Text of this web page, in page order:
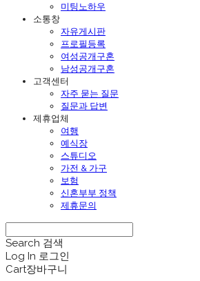
미팅노하우
소통창
자유게시판
프로필등록
여성공개구혼
남성공개구혼
고객센터
자주 묻는 질문
질문과 답변
제휴업체
여행
예식장
스튜디오
가전 & 가구
보험
신혼부부 정책
제휴문의
Search 검색
Log In 로그인
Cart장바구니